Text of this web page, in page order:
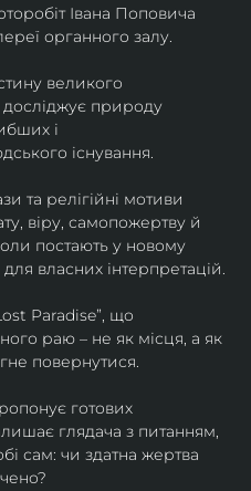
Івана Поповича
органного залу.
великого
природу
і
існування.
та релігійні мотиви
віру, самопожертву й
постають у новому
власних інтерпретацій.
Paradise”, що
раю – не як місця, а як
повернутися.
готових
глядача з питанням,
сам: чи здатна жертва